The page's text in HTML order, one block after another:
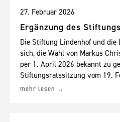
27. Februar 2026
Ergänzung des
Die Stiftung Lindenhof und die
sich, die Wahl von Markus
per 1. April 2026 bekannt zu
Stiftungsratssitzung vom 19.
mehr lesen